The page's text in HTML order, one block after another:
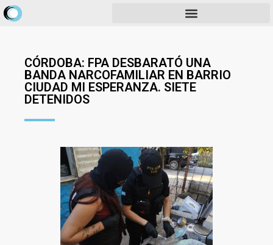
CÓRDOBA: FPA DESBARATÓ UNA
BANDA NARCOFAMILIAR EN BARRIO
CIUDAD MI ESPERANZA. SIETE
DETENIDOS